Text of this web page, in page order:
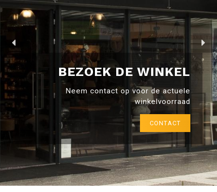
BEZOEK DE WINKEL
Neem contact op voor de actuele
winkelvoorraad
CONTACT